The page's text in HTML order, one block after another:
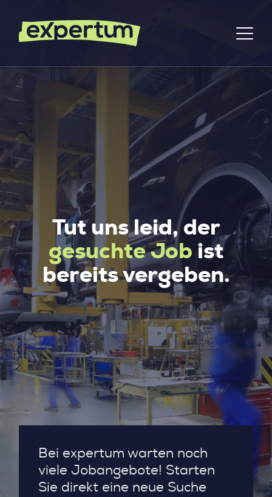
Tut uns leid, der
gesuchte Job ist
bereits vergeben.
Bei expertum warten noch
viele Jobangebote! Starten
Sie direkt eine neue Suche